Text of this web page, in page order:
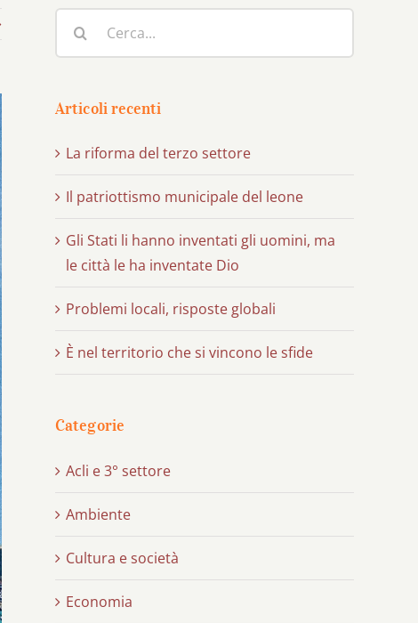
per:
Articoli recenti
La riforma del terzo settore
Il patriottismo municipale del leone
Gli Stati li hanno inventati gli uomini, ma
le città le ha inventate Dio
Problemi locali, risposte globali
È nel territorio che si vincono le sfide
Categorie
Acli e 3° settore
Ambiente
Cultura e società
Economia